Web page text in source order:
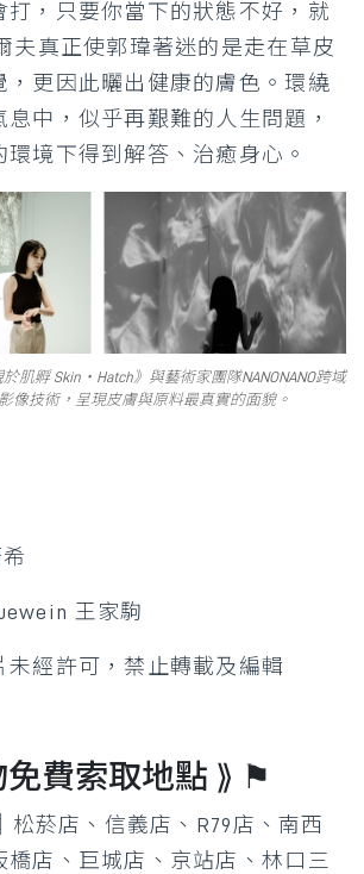
打，只要你當下的狀態不好，就
夫真正使郭瑋著迷的是走在草皮
，更因此曬出健康的膚色。環繞
中，似乎再艱難的人生問題，
境下得到解答、治癒身心。
肌孵 Skin・Hatch》與藝術家團隊NANONANO跨域
像技術，呈現皮膚與原料最真實的面貌。
王家駒
未經許可，禁止轉載及編輯
免費索取地點 ⟫ ⚑​
松菸店、信義店、R79店、南西
橋店、巨城店、京站店、林口三